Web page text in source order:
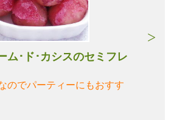
ム･ド･カシスのセミフレ
のでパーティーにもおすす